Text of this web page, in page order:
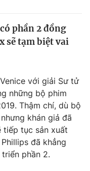
phần 2 đồng
sẽ tạm biệt vai
với giải Sư tử
những bộ phim
Thậm chí, dù bộ
khán giả đã
tiếp tục sản xuất
đã khẳng
phần 2.